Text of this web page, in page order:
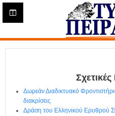
Η
ε
ρ
Σχετικές
Δωρεάν Διαδικτυακό
διακρίσεις
Δράση του Ελληνικού Ερυθρού